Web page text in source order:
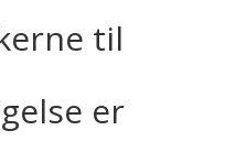
til
er